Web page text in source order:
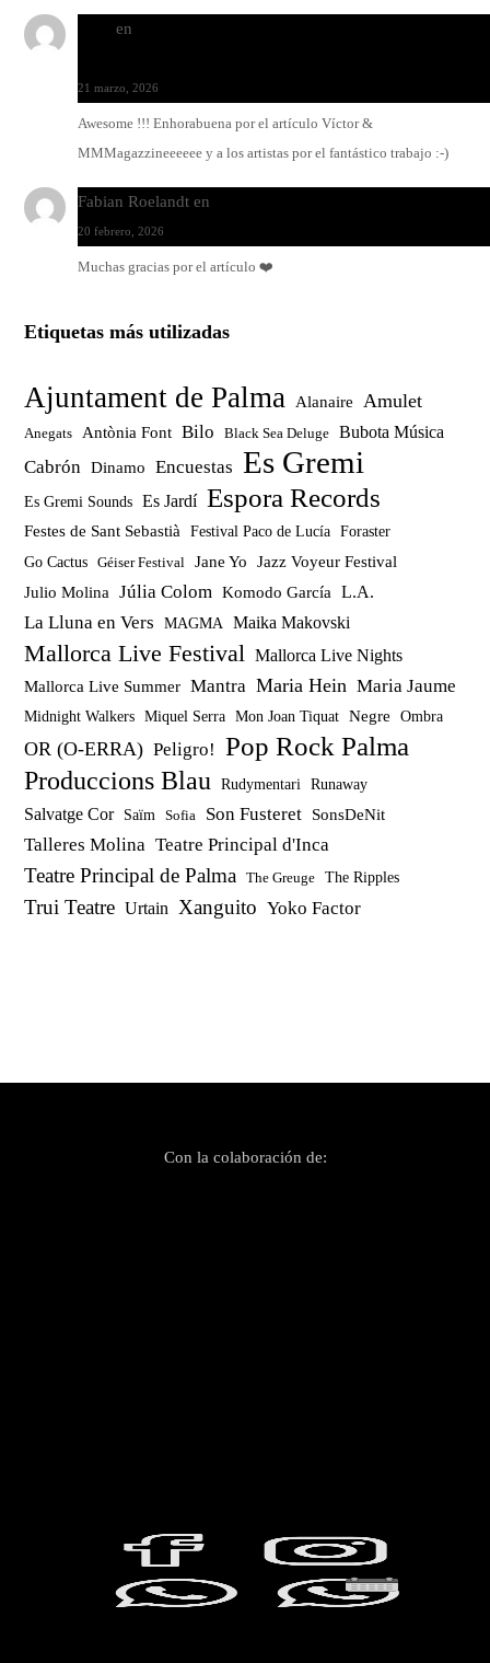
en
21 marzo, 2026
Awesome !!! Enhorabuena por el artículo Víctor &
MMMagazzineeeeee y a los artistas por el fantástico trabajo :-)
Fabian Roelandt en
20 febrero, 2026
Muchas gracias por el artículo ❤️
Etiquetas más utilizadas
Ajuntament de Palma Alanaire Amulet
Anegats Antònia Font Bilo Black Sea Deluge Bubota Música
Cabrón Dinamo Encuestas Es Gremi
Es Gremi Sounds Es Jardí Espora Records
Festes de Sant Sebastià Festival Paco de Lucía Foraster
Go Cactus Géiser Festival Jane Yo
Jazz Voyeur Festival
Julio Molina
Júlia Colom Komodo García L.A.
La Lluna en Vers MAGMA Maika Makovski
Mallorca Live Festival Mallorca Live Nights
Mallorca Live Summer Mantra Maria Hein Maria Jaume
Midnight Walkers Miquel Serra Mon Joan Tiquat Negre Ombra
OR (O-ERRA) Peligro!
Pop Rock Palma
Produccions Blau
Rudymentari Runaway
Salvatge Cor Saïm Sofia Son Fusteret SonsDeNit
Talleres Molina Teatre Principal d'Inca
Teatre Principal de Palma The Greuge The Ripples
Trui Teatre Urtain Xanguito Yoko Factor
Con la colaboración de: